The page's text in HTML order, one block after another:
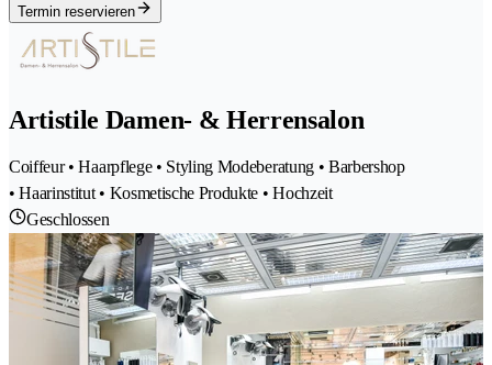
Termin reservieren
Artistile Damen- & Herrensalon
Coiffeur • Haarpflege • Styling Modeberatung • Barbershop
• Haarinstitut • Kosmetische Produkte • Hochzeit
Geschlossen